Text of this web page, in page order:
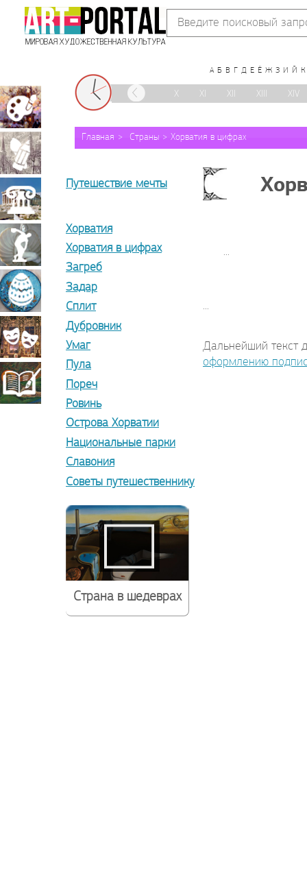
А Б В Г Д Е Ё Ж З И Й К
IV V VII X XI XII XIII XIV
Главная Страны Хорватия в цифрах
Путешествие мечты
Хорватия
Хорватия в цифрах
Загреб
Задар
Сплит
Дубровник
Умаг
Пула
Пореч
Ровинь
Острова Хорватии
Национальные парки
Славония
Советы путешественнику
Страна в шедеврах
...
...
Дальнейший текст
оформлению
Живопись
Графика
Скульптура
Декоративно-
прикладное
искусство
Театрально-
декорационное
искусство
Книжная
миниатюра